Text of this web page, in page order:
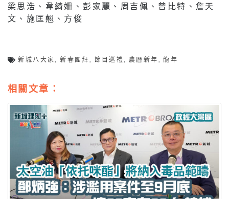
梁思浩、韋綺姍、彭家麗、周吉佩、曾比特、詹天
文、施匡翹、方俊
新城八大家,新春團拜 , 節目巡禮, 農曆新年 ,龍年
相關文章：